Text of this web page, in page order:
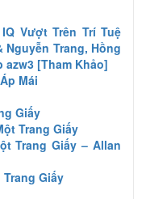
Vượt Trên Trí Tuệ
Nguyễn Trang, Hồng
[Tham Khảo]
Mái
Giấy
Trang Giấy
Trang Giấy – Allan
Trang Giấy